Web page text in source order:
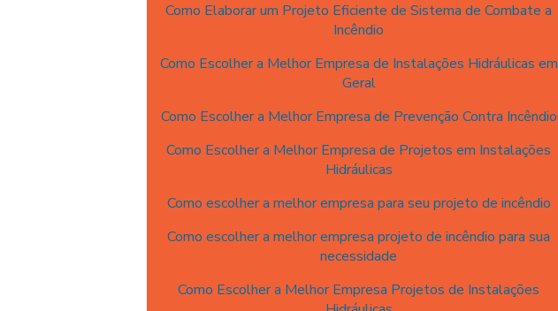
Como Elaborar um Projeto Eficiente de Sistema de Combate a
Incêndio
Como Escolher a Melhor Empresa de Instalações Hidráulicas em
Geral
Como Escolher a Melhor Empresa de Prevenção Contra Incêndio
Como Escolher a Melhor Empresa de Projetos em Instalações
Hidráulicas
Como escolher a melhor empresa para seu projeto de incêndio
Como escolher a melhor empresa projeto de incêndio para sua
necessidade
Como Escolher a Melhor Empresa Projetos de Instalações